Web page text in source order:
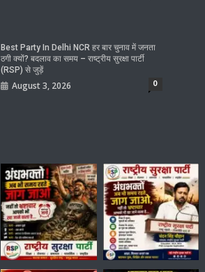
Best Party In Delhi NCR हर बार चुनाव में जनता
ठगी क्यों? बदलाव का समय – राष्ट्रीय सुरक्षा पार्टी
(RSP) से जुड़ें
August 3, 2026 0